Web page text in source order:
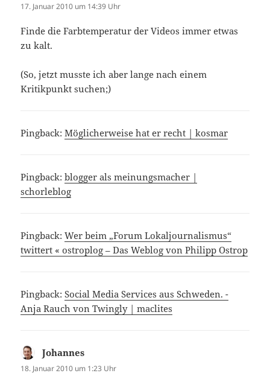
17. Januar 2010 um 14:39 Uhr
Finde die Farbtemperatur der Videos immer etwas
zu kalt.
(So, jetzt musste ich aber lange nach einem
Kritikpunkt suchen;)
Pingback:Möglicherweise hat er recht | kosmar
Pingback:blogger als meinungsmacher |
schorleblog
Pingback:Wer beim „Forum Lokaljournalismus“
twittert « ostroplog – Das Weblog von Philipp Ostrop
Pingback:Social Media Services aus Schweden. -
Anja Rauch von Twingly | maclites
Johannes
18. Januar 2010 um 1:23 Uhr